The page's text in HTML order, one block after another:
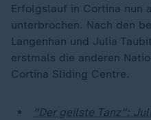
Erfolgslauf in Cortina nun
unterbrochen. Nach den
Langenhan und Julia
erstmals die anderen
Cortina Sliding Centre.
"Der geilste Tanz":